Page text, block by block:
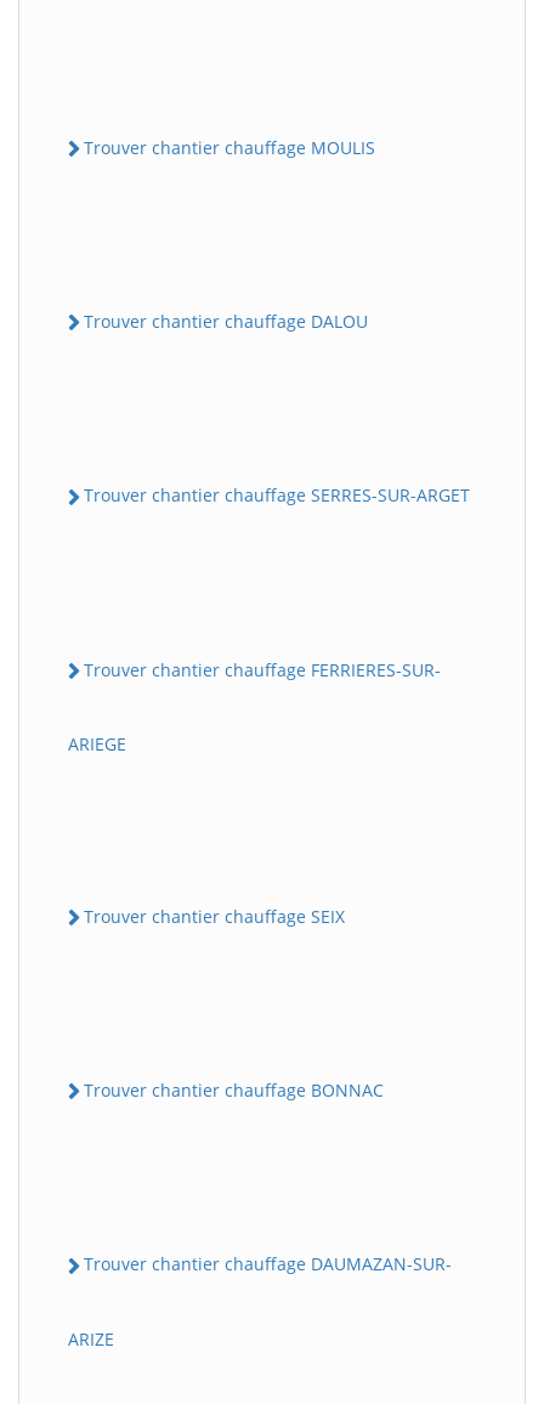
Trouver chantier chauffage MOULIS
Trouver chantier chauffage DALOU
Trouver chantier chauffage SERRES-SUR-ARGET
Trouver chantier chauffage FERRIERES-SUR-
ARIEGE
Trouver chantier chauffage SEIX
Trouver chantier chauffage BONNAC
Trouver chantier chauffage DAUMAZAN-SUR-
ARIZE